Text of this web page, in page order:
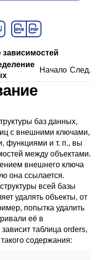
зависимостей
Начало След.
баз данных,
с внешними ключами,
функциями и т. п., вы
между объектами.
внешнего ключа
она ссылается.
всей базы
удалять объекты, от
попытка удалить
её в
зависит таблица orders,
содержания: